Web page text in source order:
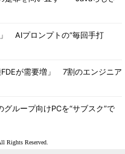
AIプロンプトの“毎回手打
FDEが需要増」 7割のエンジニア
ループ向けPCを“サブスク”で
Rights Reserved.